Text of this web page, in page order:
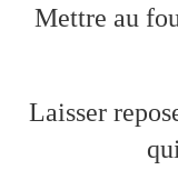
Mettre au
Laisser